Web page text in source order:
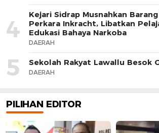
4
Kejari Sidrap Musnahkan
Perkara Inkracht, Libatkan
Edukasi Bahaya Narkoba
DAERAH
5 Sekolah Rakyat Lawallu Besok
DAERAH
PILIHAN EDITOR